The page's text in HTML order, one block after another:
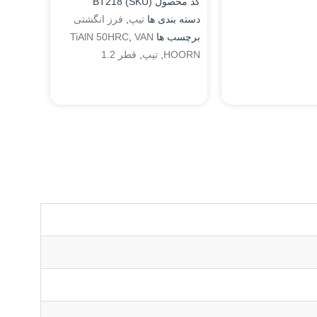
دسته بندی ها تیپ
فرز انگشتی
برچسب ها
TiAlN 50HRC VAN
HOORN تیپ قطر 1.2